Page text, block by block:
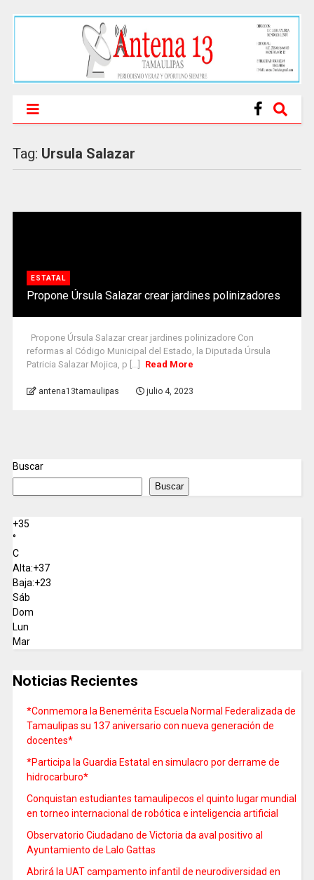
Tag: Ursula Salazar
ESTATAL
Propone Úrsula Salazar crear jardines polinizadores
Propone Úrsula Salazar crear jardines polinizadore Con
reformas al Código Municipal del Estado, la Diputada Úrsula
Patricia Salazar Mojica, p [...]
Read More
antena13tamaulipas julio 4, 2023
Buscar
Buscar
+35
°
C
Alta:+37
Baja:+23
Sáb
Dom
Lun
Mar
Noticias Recientes
*Conmemora la Benemérita Escuela Normal Federalizada de
Tamaulipas su 137 aniversario con nueva generación de
docentes*
*Participa la Guardia Estatal en simulacro por derrame de
hidrocarburo*
Conquistan estudiantes tamaulipecos el quinto lugar mundial
en torneo internacional de robótica e inteligencia artificial
Observatorio Ciudadano de Victoria da aval positivo al
Ayuntamiento de Lalo Gattas
Abrirá la UAT campamento infantil de neurodiversidad en